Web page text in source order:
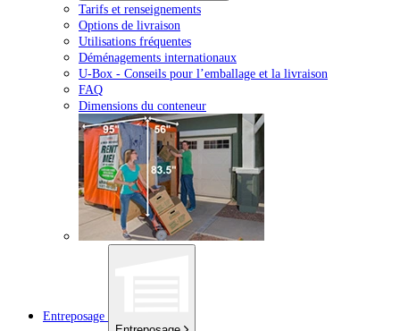
Tarifs et renseignements
Options de livraison
Utilisations fréquentes
Déménagements internationaux
U-Box - Conseils pour l’emballage et la livraison
FAQ
Dimensions du conteneur
Entreposage